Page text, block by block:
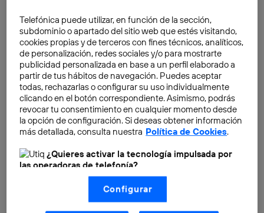
llegando a recaudar más de 90.000€
para que 13 personas en situación de
vulnerabilidad de distintas entidades y
proyectos (Fundación Secretariado
Gitano, FELGTB/YesWeTrans,
Fundación Esplai...) puedan estudiar
de forma gratuita y así facilitar el
acceso al mundo laboral a lo largo del
los derechos LGTBI y vegano
concienciado, no concibo un mundo
sin justicia social y considero que la
visibilidad y la educación son básicas
Telefónica puede utilizar, en función de la sección,
subdominio o apartado del sitio web que estés visitando,
cookies propias y de terceros con fines técnicos, analíticos,
de personalización, redes sociales y/o para mostrarte
publicidad personalizada en base a un perfil elaborado a
partir de tus hábitos de navegación. Puedes aceptar
todas, rechazarlas o configurar su uso individualmente
clicando en el botón correspondiente. Asimismo, podrás
revocar tu consentimiento en cualquier momento desde
la opción de configuración. Si deseas obtener información
más detallada, consulta nuestra Política de Cookies.
¿Quieres activar la tecnología impulsada por
las operadoras de telefonía?
Nosotros, Telefónica S.A., utilizamos la tecnología Utiq para
realizar nuestras acciones de marketing digital o análisis
(como se describe en este aviso de consentimiento)
basadas en tu navegación en nuestra(s) web(s)
Configurar